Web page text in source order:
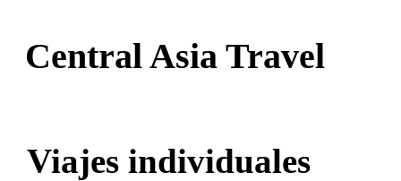
Central Asia Travel
Viajes individuales